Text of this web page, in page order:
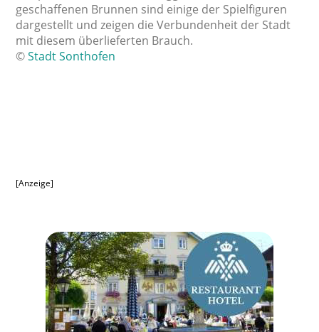
geschaffenen Brunnen sind einige der Spielfiguren
dargestellt und zeigen die Verbundenheit der Stadt
mit diesem überlieferten Brauch.
©Stadt Sonthofen
[Anzeige]